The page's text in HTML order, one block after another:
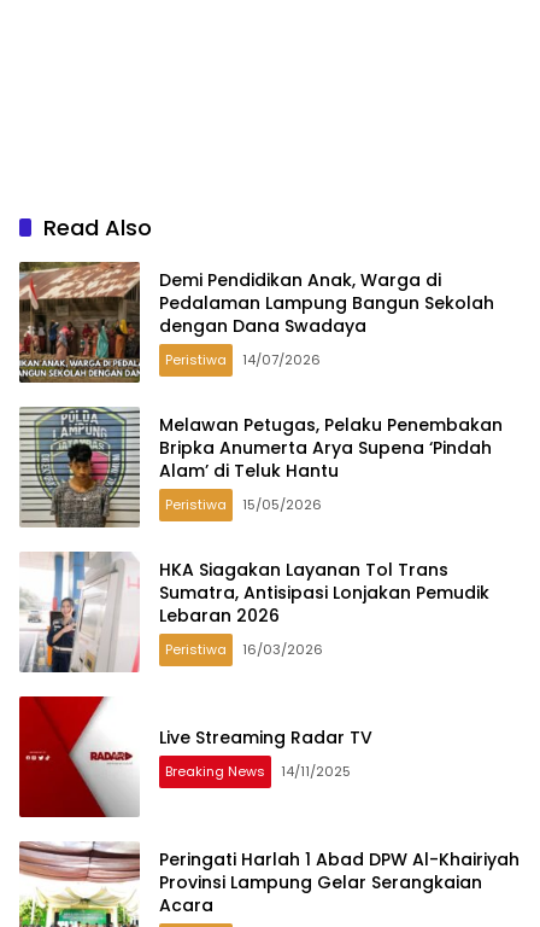
Read Also
Demi Pendidikan Anak, Warga di
Pedalaman Lampung Bangun Sekolah
dengan Dana Swadaya
Peristiwa 14/07/2026
Melawan Petugas, Pelaku Penembakan
Bripka Anumerta Arya Supena ‘Pindah
Alam’ di Teluk Hantu
Peristiwa 15/05/2026
HKA Siagakan Layanan Tol Trans
Sumatra, Antisipasi Lonjakan Pemudik
Lebaran 2026
Peristiwa 16/03/2026
Live Streaming Radar TV
Breaking News 14/11/2025
Peringati Harlah 1 Abad DPW Al-Khairiyah
Provinsi Lampung Gelar Serangkaian
Acara